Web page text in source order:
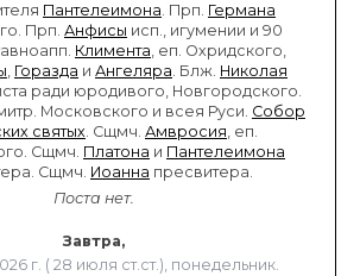
Пантелеимона. Прп. Германа
Прп. Анфисы исп., игумении и 90
Климента, еп. Охридского,
, Горазда и Ангеляра. Блж. Николая
ради юродивого, Новгородского.
Московского и всея Руси. Собор
святых. Сщмч. Амвросия, еп.
Сщмч. Платона и Пантелеимона
Сщмч. Иоанна пресвитера.
Поста нет.
Завтра,
г. ( 28 июля ст.ст.), понедельник.